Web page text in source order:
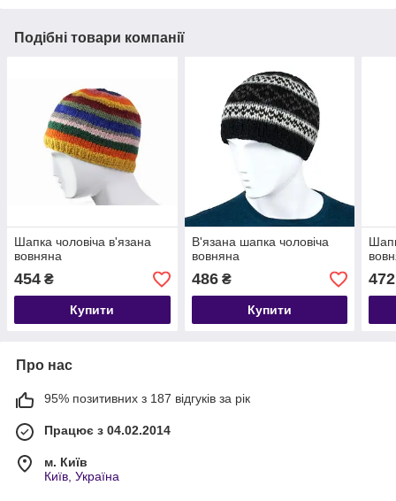
Подібні товари компанії
Шапка чоловіча в'язана
вовняна
454 ₴
Купити
В'язана шапка чоловіча
вовняна
486₴
Купити
472
Про нас
95% позитивних з 187 відгуків за рік
Працює з 04.02.2014
м. Київ
Київ, Україна